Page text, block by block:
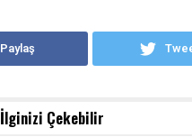
Paylaş
İlginizi Çekebilir